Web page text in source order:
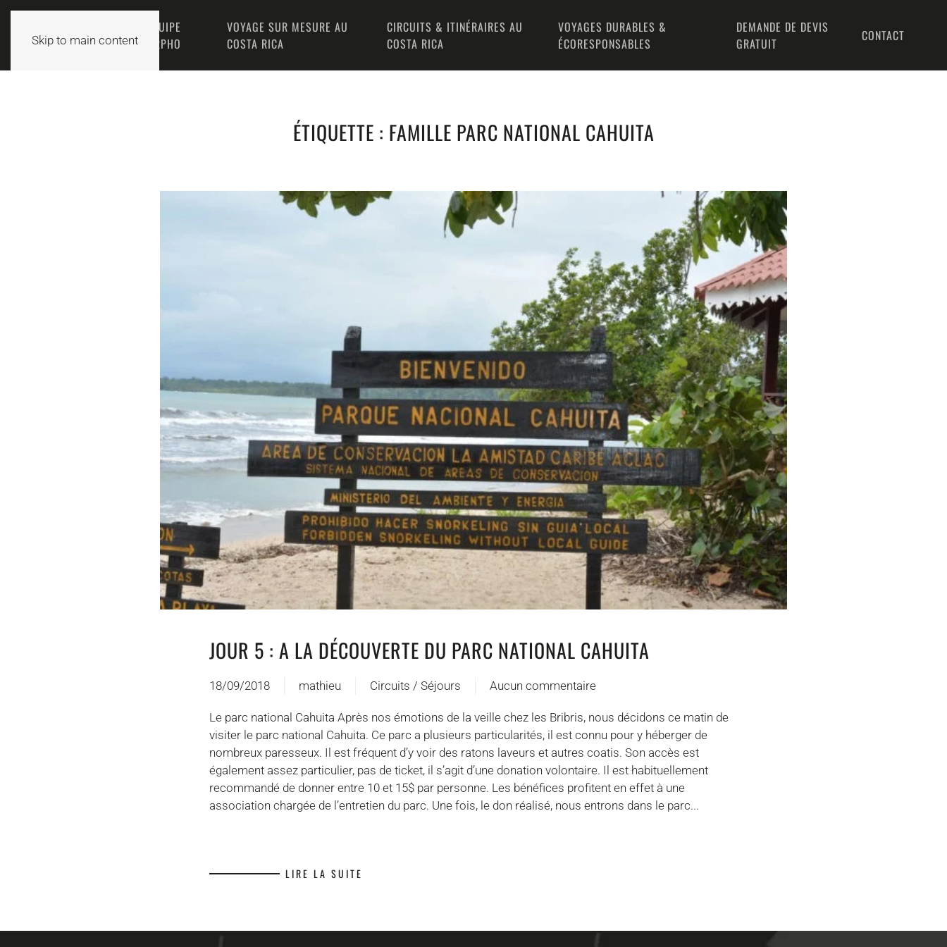
Skip to main content
ACCUEIL
L’ÉQUIPE
MORPHO
VOYAGE SUR MESURE AU
COSTA RICA
CIRCUITS & ITINÉRAIRES AU
COSTA RICA
VOYAGES DURABLES &
ÉCORESPONSABLES
DEMANDE DE DEVIS
GRATUIT
CONTACT
ÉTIQUETTE : FAMILLE PARC NATIONAL CAHUITA
JOUR 5 : A LA DÉCOUVERTE DU PARC NATIONAL CAHUITA
18/09/2018 mathieu Circuits / Séjours Aucun commentaire
sur
Jour
5 :
découverte
du
Le parc national Cahuita Après nos émotions de la veille chez les Bribris, nous décidons ce matin de
visiter le parc national Cahuita. Ce parc a plusieurs particularités, il est connu pour y héberger de
nombreux paresseux. Il est fréquent d’y voir des ratons laveurs et autres coatis. Son accès est
également assez particulier, pas de ticket, il s’agit d’une donation volontaire. Il est habituellement
recommandé de donner entre 10 et 15$ par personne. Les bénéfices profitent en effet à une
association chargée de l’entretien du parc. Une fois, le don réalisé, nous entrons dans le parc...
LIRE LA SUITE